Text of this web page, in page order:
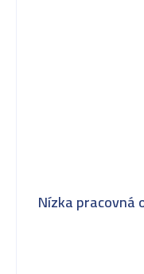
Nízka pracovná